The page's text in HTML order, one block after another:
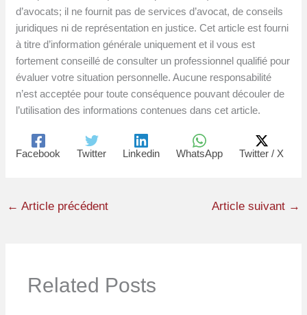
d’avocats; il ne fournit pas de services d’avocat, de conseils
juridiques ni de représentation en justice. Cet article est fourni
à titre d’information générale uniquement et il vous est
fortement conseillé de consulter un professionnel qualifié pour
évaluer votre situation personnelle. Aucune responsabilité
n’est acceptée pour toute conséquence pouvant découler de
l’utilisation des informations contenues dans cet article.
Facebook Twitter Linkedin WhatsApp Twitter / X
← Article précédent Article suivant →
Related Posts